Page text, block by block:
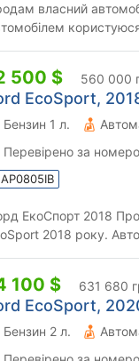
власний
500 $ 560 000
EcoSport,
Бензин 1 л.
Перевірено за
AP0805IB
2018 Продам надійний та доглянутий Ford
2018 року.
100 $ 631 680
EcoSport,
Бензин 2 л.